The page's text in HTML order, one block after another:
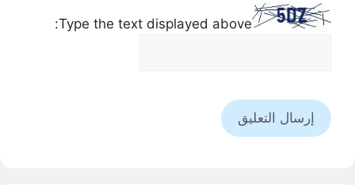
Type the text displayed above: